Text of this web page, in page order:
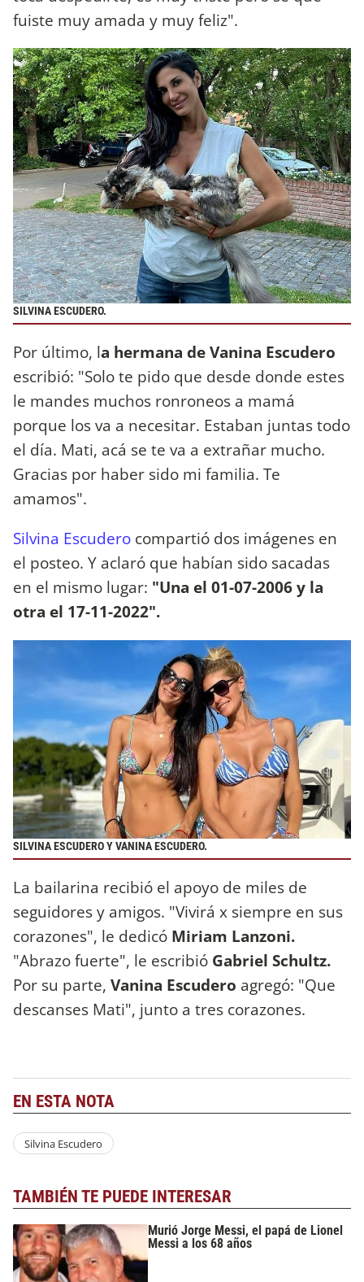
fuiste muy amada y muy feliz".
SILVINA ESCUDERO.
Por último, la hermana de Vanina Escudero
escribió: "Solo te pido que desde donde estes
le mandes muchos ronroneos a mamá
porque los va a necesitar. Estaban juntas todo
el día. Mati, acá se te va a extrañar mucho.
Gracias por haber sido mi familia. Te
amamos".
Silvina Escudero compartió dos imágenes en
el posteo. Y aclaró que habían sido sacadas
en el mismo lugar: "Una el 01-07-2006 y la
otra el 17-11-2022".
SILVINA ESCUDERO Y VANINA ESCUDERO.
La bailarina recibió el apoyo de miles de
seguidores y amigos. "Vivirá x siempre en sus
corazones", le dedicó Miriam Lanzoni.
"Abrazo fuerte", le escribió Gabriel Schultz.
Por su parte, Vanina Escudero agregó: "Que
descanses Mati", junto a tres corazones.
EN ESTA NOTA
Silvina Escudero
TAMBIÉN TE PUEDE INTERESAR
Murió Jorge Messi, el papá de Lionel
Messi a los 68 años